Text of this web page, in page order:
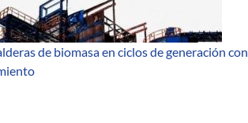
de biomasa en ciclos de generación con